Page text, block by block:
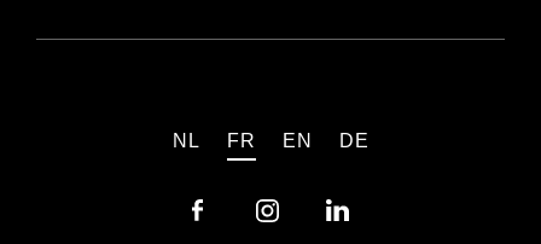
NL FR EN DE